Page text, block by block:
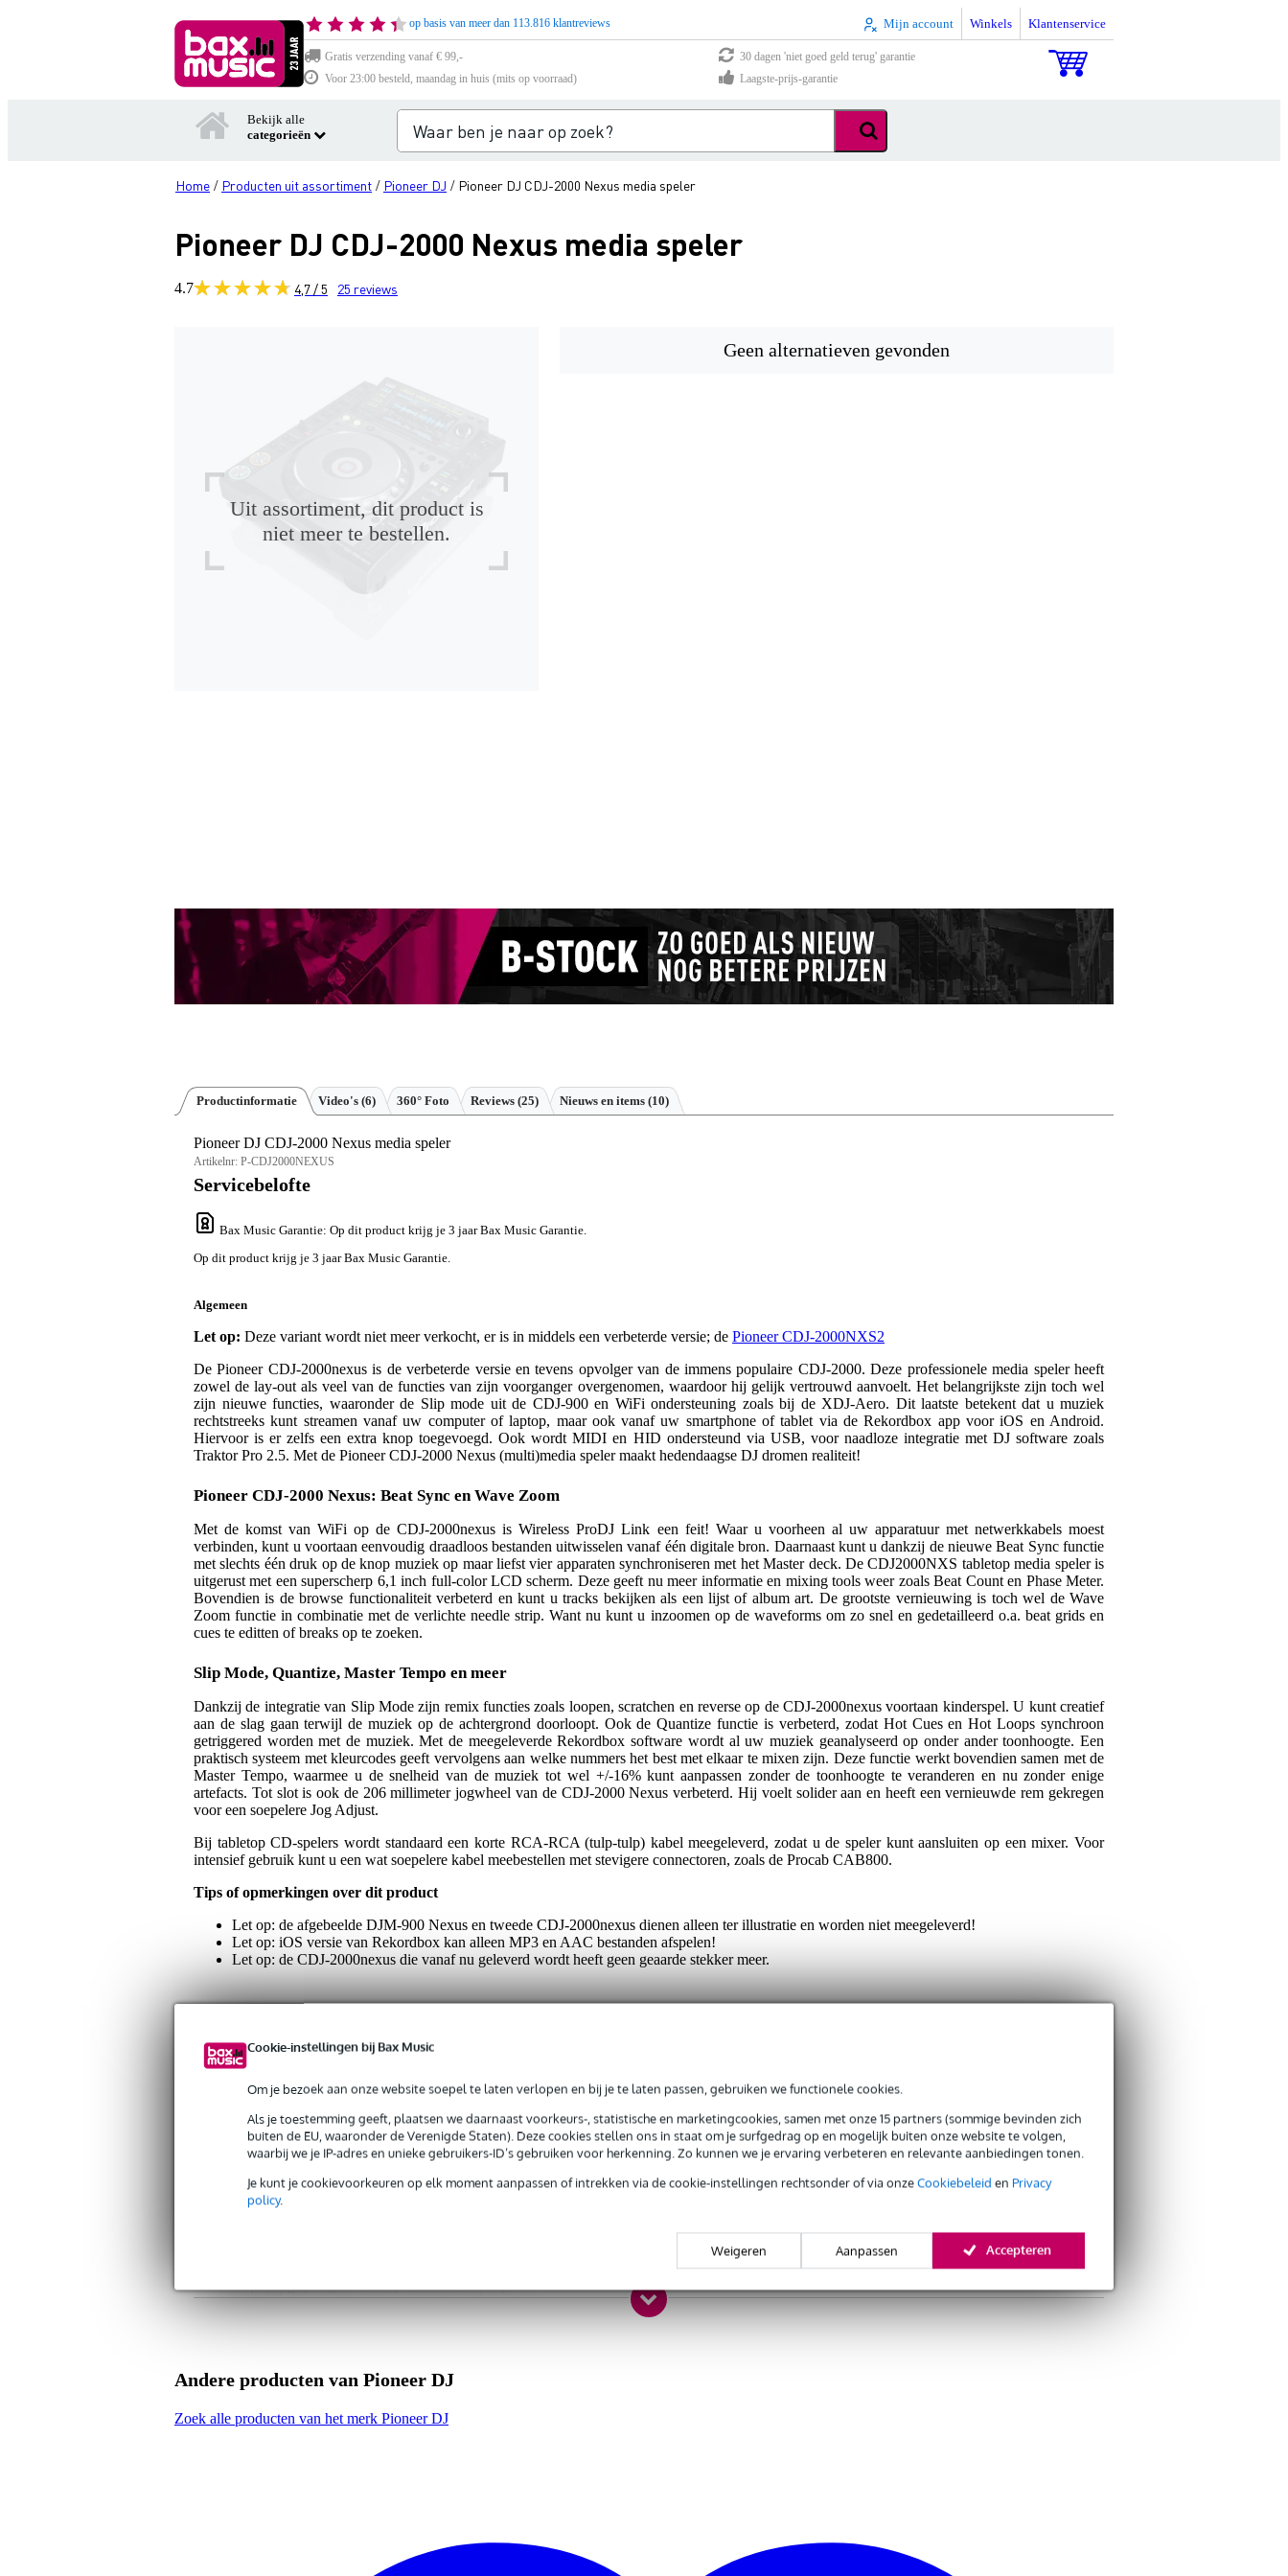
Cookie-instellingen bij Bax Music
Om je bezoek aan onze website soepel te laten verlopen en bij je te laten passen, gebruiken we functionele cookies.
Als je toestemming geeft, plaatsen we daarnaast voorkeurs-, statistische en marketingcookies, samen met onze 15 partners (sommige bevinden zich
buiten de EU, waaronder de Verenigde Staten). Deze cookies stellen ons in staat om je surfgedrag op en mogelijk buiten onze website te volgen,
waarbij we je IP-adres en unieke gebruikers-ID’s gebruiken voor herkenning. Zo kunnen we je ervaring verbeteren en relevante aanbiedingen tonen.
Je kunt je cookievoorkeuren op elk moment aanpassen of intrekken via de cookie-instellingen rechtsonder of via onzeCookiebeleid en Privacy
policy.
Weigeren Aanpassen Accepteren
op basis van meer dan 113.816 klantreviews Mijn account Winkels Klantenservice
Gratis verzending vanaf € 99,-
30 dagen 'niet goed geld terug' garantie
Voor 23:00 besteld, maandag in huis (mits op voorraad)
Laagste-prijs-garantie
Bekijk alle
categorieën
Home / Producten uit assortiment / Pioneer DJ / Pioneer DJ CDJ-2000 Nexus media speler
Pioneer DJ CDJ-2000 Nexus media speler
4.7 4,7 / 5 25 reviews
Uit assortiment, dit product is
niet meer te bestellen.
Geen alternatieven gevonden
Productinformatie Video's (6) 360° Foto Reviews (25) Nieuws en items (10)
Pioneer DJ CDJ-2000 Nexus media speler
Artikelnr: P-CDJ2000NEXUS
Servicebelofte
Bax Music Garantie: Op dit product krijg je 3 jaar Bax Music Garantie.
Op dit product krijg je 3 jaar Bax Music Garantie.
Algemeen
Let op: Deze variant wordt niet meer verkocht, er is in middels een verbeterde versie; de Pioneer CDJ-2000NXS2
De Pioneer CDJ-2000nexus is de verbeterde versie en tevens opvolger van de immens populaire CDJ-2000. Deze professionele media speler heeft
zowel de lay-out als veel van de functies van zijn voorganger overgenomen, waardoor hij gelijk vertrouwd aanvoelt. Het belangrijkste zijn toch wel
zijn nieuwe functies, waaronder de Slip mode uit de CDJ-900 en WiFi ondersteuning zoals bij de XDJ-Aero. Dit laatste betekent dat u muziek
rechtstreeks kunt streamen vanaf uw computer of laptop, maar ook vanaf uw smartphone of tablet via de Rekordbox app voor iOS en Android.
Hiervoor is er zelfs een extra knop toegevoegd. Ook wordt MIDI en HID ondersteund via USB, voor naadloze integratie met DJ software zoals
Traktor Pro 2.5. Met de Pioneer CDJ-2000 Nexus (multi)media speler maakt hedendaagse DJ dromen realiteit!
Pioneer CDJ-2000 Nexus: Beat Sync en Wave Zoom
Met de komst van WiFi op de CDJ-2000nexus is Wireless ProDJ Link een feit! Waar u voorheen al uw apparatuur met netwerkkabels moest
verbinden, kunt u voortaan eenvoudig draadloos bestanden uitwisselen vanaf één digitale bron. Daarnaast kunt u dankzij de nieuwe Beat Sync functie
met slechts één druk op de knop muziek op maar liefst vier apparaten synchroniseren met het Master deck. De CDJ2000NXS tabletop media speler is
uitgerust met een superscherp 6,1 inch full-color LCD scherm. Deze geeft nu meer informatie en mixing tools weer zoals Beat Count en Phase Meter.
Bovendien is de browse functionaliteit verbeterd en kunt u tracks bekijken als een lijst of album art. De grootste vernieuwing is toch wel de Wave
Zoom functie in combinatie met de verlichte needle strip. Want nu kunt u inzoomen op de waveforms om zo snel en gedetailleerd o.a. beat grids en
cues te editten of breaks op te zoeken.
Slip Mode, Quantize, Master Tempo en meer
Dankzij de integratie van Slip Mode zijn remix functies zoals loopen, scratchen en reverse op de CDJ-2000nexus voortaan kinderspel. U kunt creatief
aan de slag gaan terwijl de muziek op de achtergrond doorloopt. Ook de Quantize functie is verbeterd, zodat Hot Cues en Hot Loops synchroon
getriggered worden met de muziek. Met de meegeleverde Rekordbox software wordt al uw muziek geanalyseerd op onder ander toonhoogte. Een
praktisch systeem met kleurcodes geeft vervolgens aan welke nummers het best met elkaar te mixen zijn. Deze functie werkt bovendien samen met de
Master Tempo, waarmee u de snelheid van de muziek tot wel +/-16% kunt aanpassen zonder de toonhoogte te veranderen en nu zonder enige
artefacts. Tot slot is ook de 206 millimeter jogwheel van de CDJ-2000 Nexus verbeterd. Hij voelt solider aan en heeft een vernieuwde rem gekregen
voor een soepelere Jog Adjust.
Bij tabletop CD-spelers wordt standaard een korte RCA-RCA (tulp-tulp) kabel meegeleverd, zodat u de speler kunt aansluiten op een mixer. Voor
intensief gebruik kunt u een wat soepelere kabel meebestellen met stevigere connectoren, zoals de Procab CAB800.
Tips of opmerkingen over dit product
Let op: de afgebeelde DJM-900 Nexus en tweede CDJ-2000nexus dienen alleen ter illustratie en worden niet meegeleverd!
Let op: iOS versie van Rekordbox kan alleen MP3 en AAC bestanden afspelen!
Let op: de CDJ-2000nexus die vanaf nu geleverd wordt heeft geen geaarde stekker meer.
Afmeting(incl. verpakking) 51,0 x 40,0 x 26,0 cm
Productspecificaties
Pioneer CDJ-2000 Nexus
inclusief Rekordbox muziek management software
Slip mode, Active Loop, verbeterde Quantize functie en automatische Hot Cue’s
Last track played: navigeren naar de 5 laatst afgespeelde tracks
compleet vernieuwde rem voor de Jog Adjust die veel soepeler aanvoelt
Andere producten van Pioneer DJ
Zoek alle producten van het merk Pioneer DJ